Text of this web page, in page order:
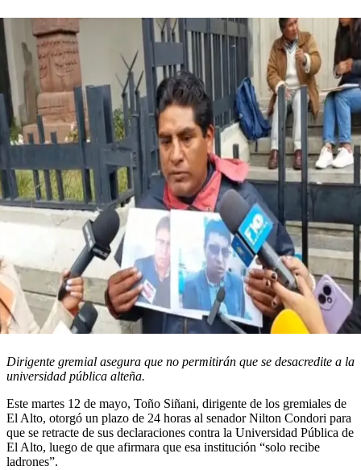
Dirigente gremial asegura que no permitirán que se desacredite a la
universidad pública alteña.
Este martes 12 de mayo, Toño Siñani, dirigente de los gremiales de
El Alto, otorgó un plazo de 24 horas al senador Nilton Condori para
que se retracte de sus declaraciones contra la Universidad Pública de
El Alto, luego de que afirmara que esa institución “solo recibe
ladrones”.